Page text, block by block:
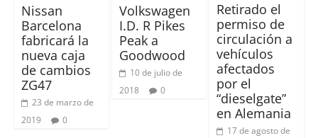
Nissan
Barcelona
fabricará la
nueva caja
de cambios
ZG47
23 de marzo de
2019
0
Volkswagen
I.D. R Pikes
Peak a
Goodwood
10 de julio de
2018
0
Retirado el
permiso de
circulación a
vehículos
afectados
por el
“dieselgate”
en Alemania
17 de agosto de